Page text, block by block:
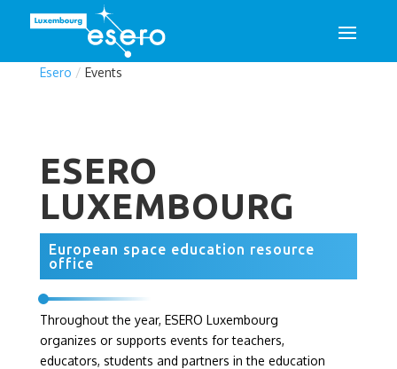
Esero / Events
ESERO
LUXEMBOURG
European space education resource
office
Throughout the year, ESERO Luxembourg
organizes or supports events for teachers,
educators, students and partners in the education